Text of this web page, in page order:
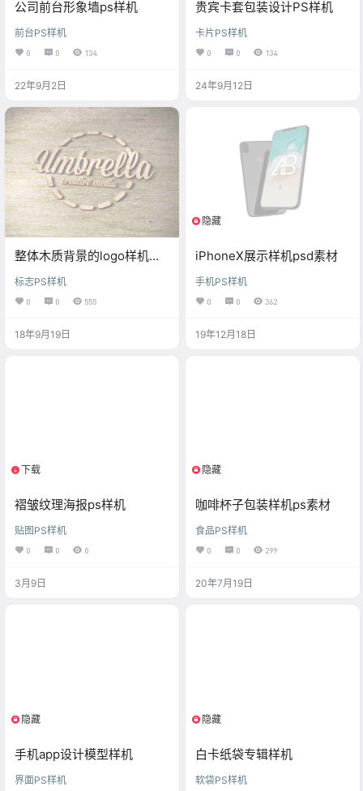
公司前台形象墙ps样机
前台PS样机
0 0 134
22年9月2日
贵宾卡套包装设计PS样机
卡片PS样机
0 0 134
24年9月12日
整体木质背景的logo样机素
材
标志PS样机
0 0 555
18年9月19日
隐藏
iPhoneX展示样机psd素材
手机PS样机
0 0 362
19年12月18日
下载
褶皱纹理海报ps样机
贴图PS样机
0 0 0
3月9日
隐藏
咖啡杯子包装样机ps素材
食品PS样机
0 0 299
20年7月19日
隐藏
手机app设计模型样机
界面PS样机
隐藏
白卡纸袋专辑样机
软袋PS样机